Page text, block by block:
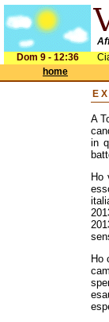
Dom 9 - 12:36
home
A
in
Ho
Ho